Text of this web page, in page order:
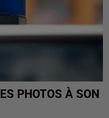
PHOTOS À SON